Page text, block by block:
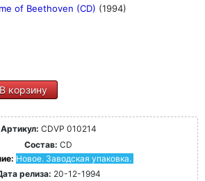
of Beethoven (CD) (1994)
корзину
Артикул: CDVP 010214
Состав: CD
Новое. Заводская упаковка.
релиза: 20-12-1994